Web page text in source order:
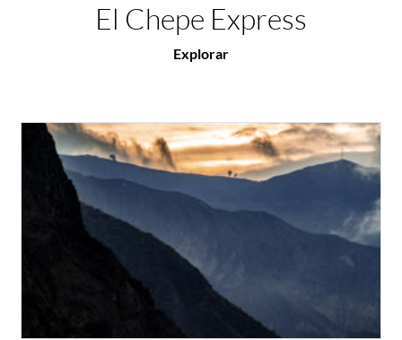
El Chepe Express
Explorar